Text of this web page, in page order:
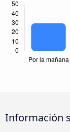
Información